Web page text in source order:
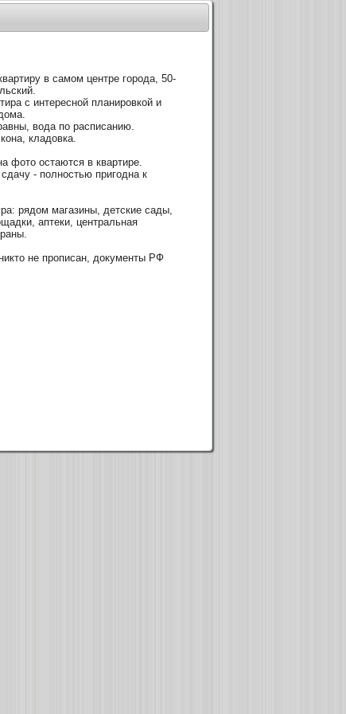
в самом центре города, 50-
с интересной планировкой и
вода по расписанию.
кладовка.
фото остаются в квартире.
- полностью пригодна к
рядом магазины, детские сады,
аптеки, центральная
не прописан, документы РФ